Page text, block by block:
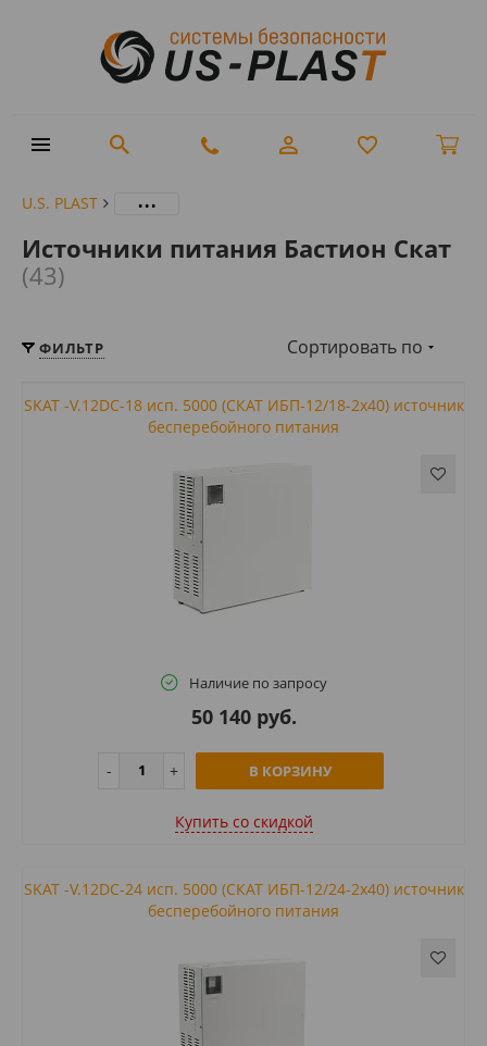
U.S. PLAST ...
Источники питания Бастион Скат
(43)
ФИЛЬТР Сортировать по
SKAT -V.12DC-18 исп. 5000 (СКАТ ИБП-12/18-2x40) источник
бесперебойного питания
Наличие по запросу
50 140 руб.
В КОРЗИНУ
Купить cо скидкой
SKAT -V.12DC-24 исп. 5000 (СКАТ ИБП-12/24-2x40) источник
бесперебойного питания